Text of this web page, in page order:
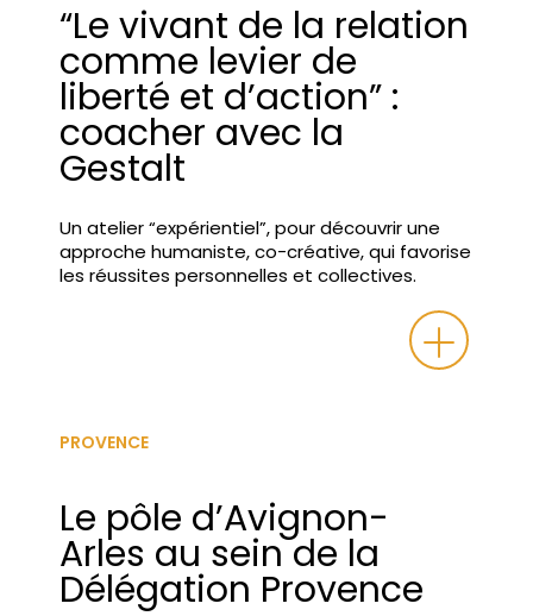
“Le vivant de la relation
comme levier de
liberté et d’action” :
coacher avec la
Gestalt
Un atelier “expérientiel”, pour découvrir une
approche humaniste, co-créative, qui favorise
les réussites personnelles et collectives.
PROVENCE
Le pôle d’Avignon-
Arles au sein de la
Délégation Provence